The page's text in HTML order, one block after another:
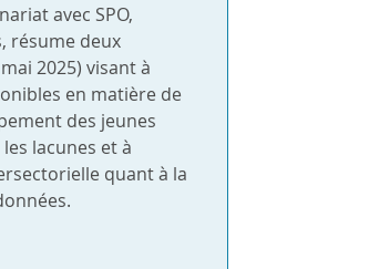
avec SPO,
résume deux
2025) visant à
en matière de
des jeunes
lacunes et à
quant à la